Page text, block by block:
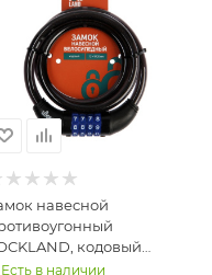
навесной
кодовый
мм
Есть в наличии